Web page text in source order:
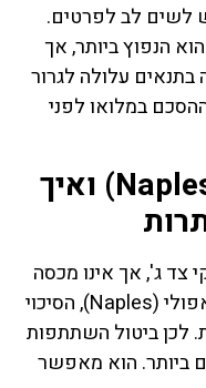
לשים לב לפרטים.
הנפוץ ביותר, אך
בתנאים עלולה לגרור
במלואו לפני
ביטוח רכב בנאפולי (Naples) ואיך
צד ג', אך אינו מכסה
את כל הסיכונים. בעיר צפופה כמו נאפולי (Naples), הסיכוי
לכן ביטול השתתפות
ביותר. הוא מאפשר